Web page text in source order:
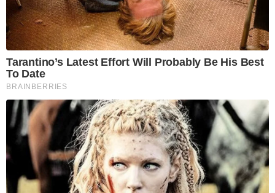
Tarantino’s Latest Effort Will Probably Be His Best
To Date
BRAINBERRIES